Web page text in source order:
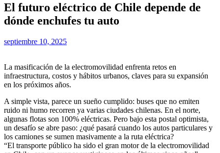
El futuro eléctrico de Chile depende de
dónde enchufes tu auto
septiembre 10, 2025
La masificación de la electromovilidad enfrenta retos en
infraestructura, costos y hábitos urbanos, claves para su expansión
en los próximos años.
A simple vista, parece un sueño cumplido: buses que no emiten
ruido ni humo recorren ya varias ciudades chilenas. En el norte,
algunas flotas son 100% eléctricas. Pero bajo esta postal optimista,
un desafío se abre paso: ¿qué pasará cuando los autos particulares y
los camiones se sumen masivamente a la ruta eléctrica?
“El transporte público ha sido el gran motor de la electromovilidad